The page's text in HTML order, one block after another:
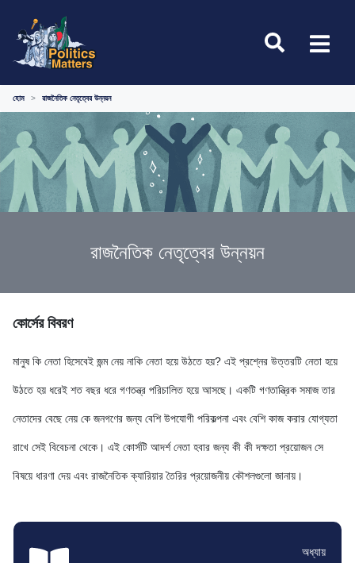
হোম রাজনৈতিক নেতৃত্বের উন্নয়ন
রাজনৈতিক নেতৃত্বের উন্নয়ন
কোর্সের বিবরণ
মানুষ কি নেতা হিসেবেই জন্ম নেয় নাকি নেতা হয়ে উঠতে হয়? এই প্রশ্নের উত্তরটি নেতা হয়ে
উঠতে হয় ধরেই শত বছর ধরে গণতন্ত্র পরিচালিত হয়ে আসছে। একটি গণতান্ত্রিক সমাজ তার
নেতাদের বেছে নেয় কে জনগণের জন্য বেশি উপযোগী পরিকল্পনা এবং বেশি কাজ করার যোগ্যতা
রাখে সেই বিবেচনা থেকে। এই কোর্সটি আদর্শ নেতা হবার জন্য কী কী দক্ষতা প্রয়োজন সে
বিষয়ে ধারণা দেয় এবং রাজনৈতিক ক্যারিয়ার তৈরির প্রয়োজনীয় কৌশলগুলো জানায়।
অধ্যায়